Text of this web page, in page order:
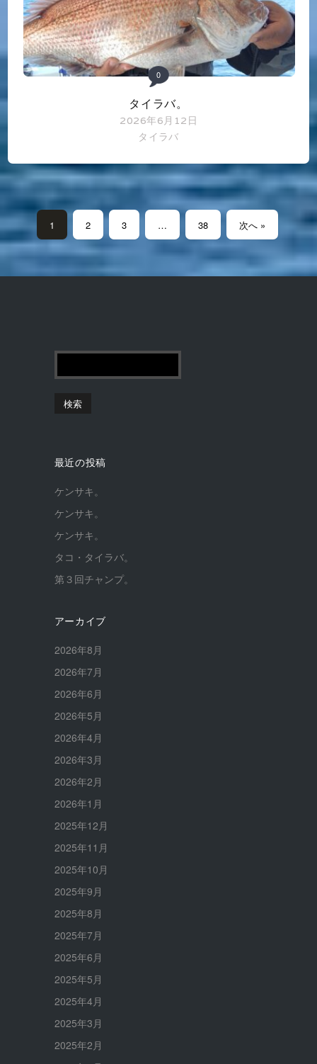
0
タイラバ。
2026年6月12日
タイラバ
1 2 3 … 38 次へ »
最近の投稿
ケンサキ。
ケンサキ。
ケンサキ。
タコ・タイラバ。
第３回チャンプ。
アーカイブ
2026年8月
2026年7月
2026年6月
2026年5月
2026年4月
2026年3月
2026年2月
2026年1月
2025年12月
2025年11月
2025年10月
2025年9月
2025年8月
2025年7月
2025年6月
2025年5月
2025年4月
2025年3月
2025年2月